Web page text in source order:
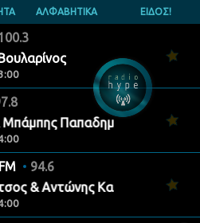
ΑΛΦΑΒΗΤΙΚΑ ΕΙΔΟΣ!
Παπαδημητρίου
94.6
& Αντώνης Καρπετόπουλος